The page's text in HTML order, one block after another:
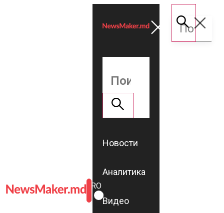
ROMÂNĂ
RU
Новости
Аналитика
Видео